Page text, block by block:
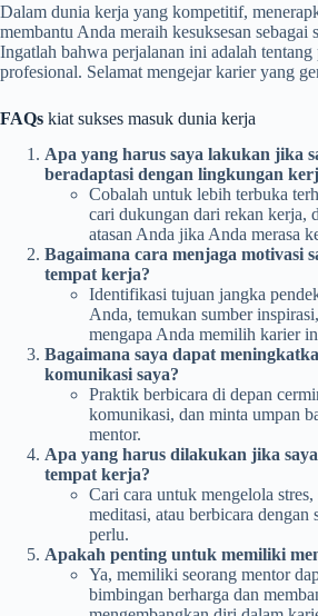
Dalam dunia kerja yang kompetitif,
membantu Anda meraih kesuksesan sebagai
Ingatlah bahwa perjalanan ini adalah
profesional. Selamat mengejar karier yang
FAQs kiat sukses masuk dunia kerja
Apa yang harus saya lakukan jika
beradaptasi dengan lingkungan
Cobalah untuk lebih terbuka
cari dukungan dari rekan kerja,
atasan Anda jika Anda merasa
Bagaimana cara menjaga motivasi
tempat kerja?
Identifikasi tujuan jangka
Anda, temukan sumber
mengapa Anda memilih karier
Bagaimana saya dapat
komunikasi saya?
Praktik berbicara di depan
komunikasi, dan minta umpan
mentor.
Apa yang harus dilakukan jika
tempat kerja?
Cari cara untuk mengelola stres,
meditasi, atau berbicara dengan
perlu.
Apakah penting untuk memiliki
Ya, memiliki seorang mentor
bimbingan berharga dan